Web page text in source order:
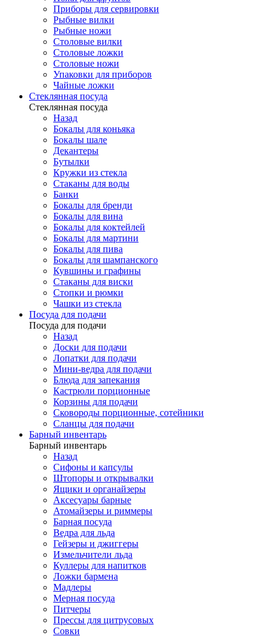
Приборы для сервировки
Рыбные вилки
Рыбные ножи
Столовые вилки
Столовые ложки
Столовые ножи
Упаковки для приборов
Чайные ложки
Стеклянная посуда
Стеклянная посуда
Назад
Бокалы для коньяка
Бокалы шале
Декантеры
Бутылки
Кружки из стекла
Стаканы для воды
Банки
Бокалы для бренди
Бокалы для вина
Бокалы для коктейлей
Бокалы для мартини
Бокалы для пива
Бокалы для шампанского
Кувшины и графины
Стаканы для виски
Стопки и рюмки
Чашки из стекла
Посуда для подачи
Посуда для подачи
Назад
Доски для подачи
Лопатки для подачи
Мини-ведра для подачи
Блюда для запекания
Кастрюли порционные
Корзины для подачи
Сковороды порционные, сотейники
Сланцы для подачи
Барный инвентарь
Барный инвентарь
Назад
Сифоны и капсулы
Штопоры и открывалки
Ящики и органайзеры
Аксесуары барные
Атомайзеры и риммеры
Барная посуда
Ведра для льда
Гейзеры и джиггеры
Измельчители льда
Куллеры для напитков
Ложки бармена
Мадлеры
Мерная посуда
Питчеры
Прессы для цитрусовых
Совки